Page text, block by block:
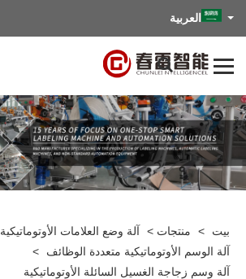
العربية
بيت > منتجات > آلة وضع العلامات الأوتوماتيكية
آلة الوسم الأوتوماتيكية متعددة الوظائف
>
آلة وسم زجاجة الغسيل السائلة الأوتوماتيكية